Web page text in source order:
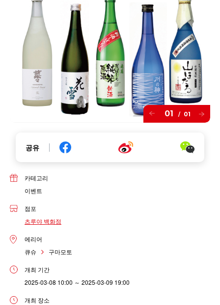
01 / 01
공유
카테고리
이벤트
점포
츠루야 백화점
에리어
큐슈
구마모토
개최 기간
2025-03-08 10:00 ～ 2025-03-09 19:00
개최 장소